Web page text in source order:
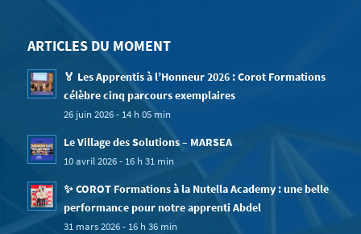
ARTICLES DU MOMENT
🏅 Les Apprentis à l’Honneur 2026 : Corot Formations
célèbre cinq parcours exemplaires
26 juin 2026 - 14 h 05 min
Le Village des Solutions – MARSEA
10 avril 2026 - 16 h 31 min
✨ COROT Formations à la Nutella Academy : une belle
performance pour notre apprenti Abdel
31 mars 2026 - 16 h 36 min